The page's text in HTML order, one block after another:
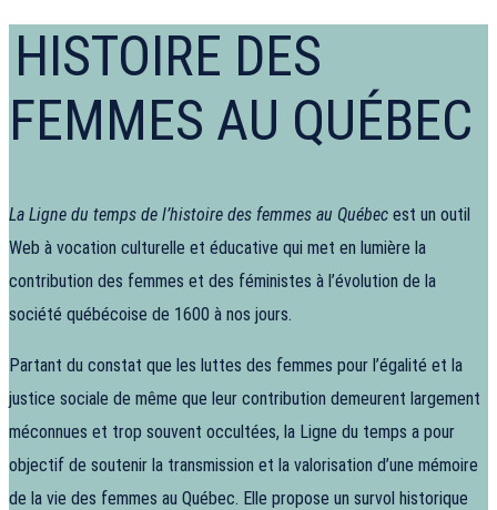
HISTOIRE DES
FEMMES AU QUÉBEC
La Ligne du temps de l’histoire des femmes au Québec est un outil
Web à vocation culturelle et éducative qui met en lumière la
contribution des femmes et des féministes à l’évolution de la
société québécoise de 1600 à nos jours.
Partant du constat que les luttes des femmes pour l’égalité et la
justice sociale de même que leur contribution demeurent largement
méconnues et trop souvent occultées, la Ligne du temps a pour
objectif de soutenir la transmission et la valorisation d’une mémoire
de la vie des femmes au Québec. Elle propose un survol historique